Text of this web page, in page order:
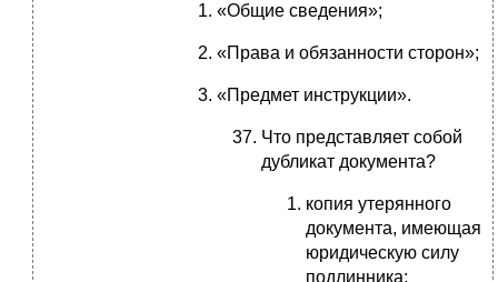
«Общие сведения»;
«Права и обязанности сторон»;
«Предмет инструкции».
Что представляет собой
дубликат документа?
копия утерянного
документа, имеющая
юридическую силу
подлинника;